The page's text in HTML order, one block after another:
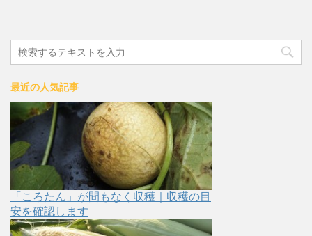
最近の人気記事
「ころたん」が間もなく収穫｜収穫の目
安を確認します